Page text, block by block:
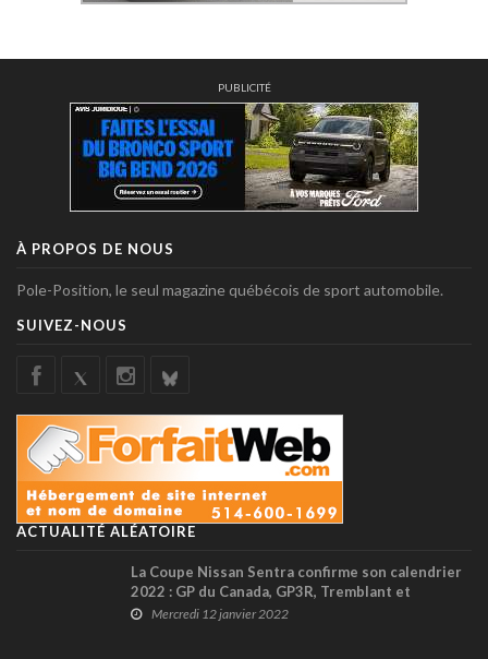
PUBLICITÉ
À PROPOS DE NOUS
Pole-Position, le seul magazine québécois de sport automobile.
SUIVEZ-NOUS
ACTUALITÉ ALÉATOIRE
La Coupe Nissan Sentra confirme son calendrier
2022 : GP du Canada, GP3R, Tremblant et
Mosport au menu !
Mercredi 12 janvier 2022